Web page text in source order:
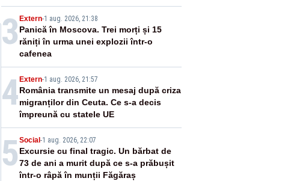
în urmă cu doar o lună
3 Extern-1 aug. 2026, 21:38
Panică în Moscova. Trei morți și 15
răniți în urma unei explozii într-o
cafenea
4 Extern-1 aug. 2026, 21:57
România transmite un mesaj după criza
migranților din Ceuta. Ce s-a decis
împreună cu statele UE
5 Social -1 aug. 2026, 22:07
Excursie cu final tragic. Un bărbat de
73 de ani a murit după ce s-a prăbușit
într-o râpă în munții Făgăraș